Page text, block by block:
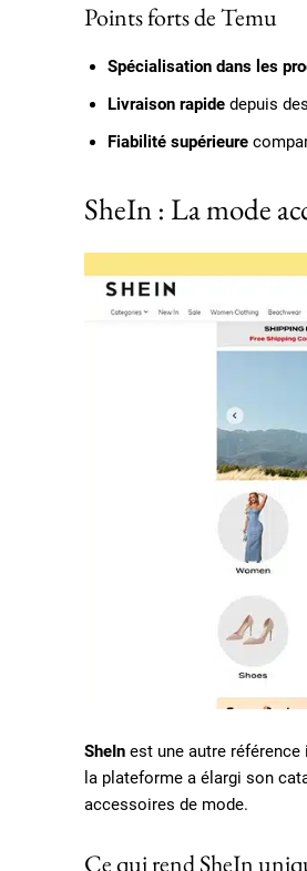
Points forts de Temu
Spécialisation dans les
Livraison rapide depuis
Fiabilité supérieure
SheIn : La mode
SheIn est une autre
la plateforme a élargi son
accessoires de mode.
Ce qui rend SheIn